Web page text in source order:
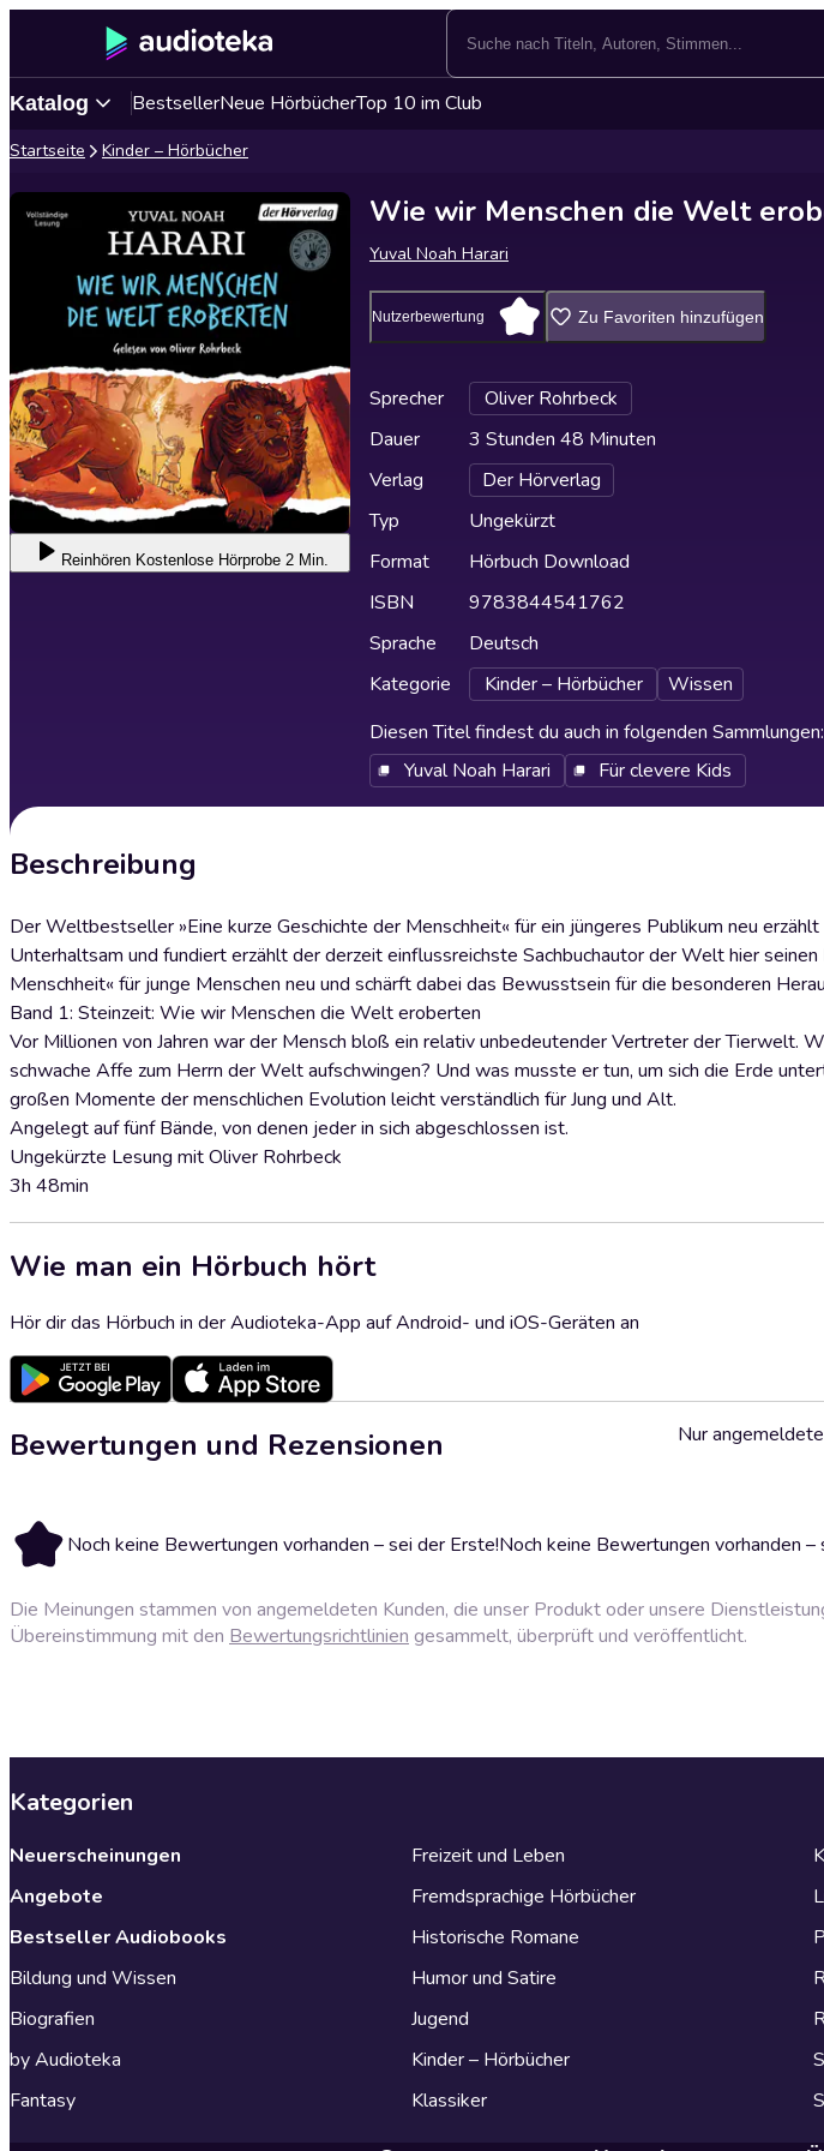
Katalog BestsellerNeue HörbücherTop 10 im Club
Startseite Kinder – Hörbücher
Reinhören Kostenlose Hörprobe 2 Min.
Wie wir Menschen die Welt
Yuval Noah Harari
Nutzerbewertung Zu Favoriten hinzufügen
Sprecher
Oliver Rohrbeck
Dauer
3 Stunden 48 Minuten
Verlag
Der Hörverlag
Typ
Ungekürzt
Format
Hörbuch Download
ISBN
9783844541762
Sprache
Deutsch
Kategorie
Kinder – Hörbücher
Wissen
Diesen Titel findest du auch in folgenden Sammlungen:
Yuval Noah Harari
Für clevere Kids
Beschreibung
Der Weltbestseller »Eine kurze Geschichte der Menschheit« für ein jüngeres Publikum neu erzählt
Unterhaltsam und fundiert erzählt der derzeit einflussreichste Sachbuchautor der Welt hier
Menschheit« für junge Menschen neu und schärft dabei das Bewusstsein für die besonderen
Band 1: Steinzeit: Wie wir Menschen die Welt eroberten
Vor Millionen von Jahren war der Mensch bloß ein relativ unbedeutender Vertreter der Tierwelt.
schwache Affe zum Herrn der Welt aufschwingen? Und was musste er tun, um sich die Erde
großen Momente der menschlichen Evolution leicht verständlich für Jung und Alt.
Angelegt auf fünf Bände, von denen jeder in sich abgeschlossen ist.
Ungekürzte Lesung mit Oliver Rohrbeck
3h 48min
Wie man ein Hörbuch hört
Hör dir das Hörbuch in der Audioteka-App auf Android- und iOS-Geräten an
Bewertungen und Rezensionen
Noch keine Bewertungen vorhanden – sei der Erste!Noch keine Bewertungen vorhanden –
Nur
Die Meinungen stammen von angemeldeten Kunden, die unser Produkt oder unsere
Übereinstimmung mit den Bewertungsrichtlinien gesammelt, überprüft und veröffentlicht.
Kategorien
Neuerscheinungen
Angebote
Bestseller Audiobooks
Bildung und Wissen
Biografien
by Audioteka
Fantasy
Freizeit und Leben
Fremdsprachige Hörbücher
Historische Romane
Humor und Satire
Jugend
Kinder – Hörbücher
Klassiker